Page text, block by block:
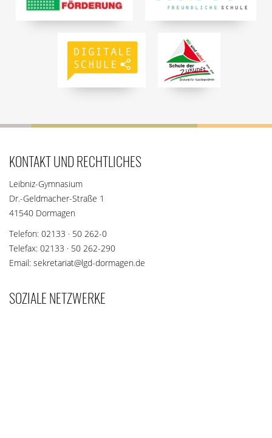
KONTAKT UND RECHTLICHES
Leibniz-Gymnasium
Dr.-Geldmacher-Straße 1
41540 Dormagen
Telefon: 02133 · 50 262-0
Telefax: 02133 · 50 262-290
Email: sekretariat@lgd-dormagen.de
SOZIALE NETZWERKE